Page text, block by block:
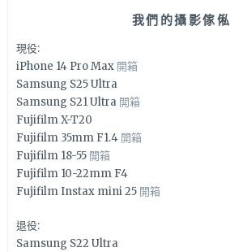
我們的攝影傢俬
現役:
iPhone 14 Pro Max 開箱
Samsung S25 Ultra
Samsung S21 Ultra 開箱
Fujifilm X-T20
Fujifilm 35mm F1.4 開箱
Fujifilm 18-55 開箱
Fujifilm 10-22mm F4
Fujifilm Instax mini 25 開箱
退役:
Samsung S22 Ultra